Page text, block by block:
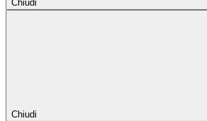
Chiudi
Chiudi